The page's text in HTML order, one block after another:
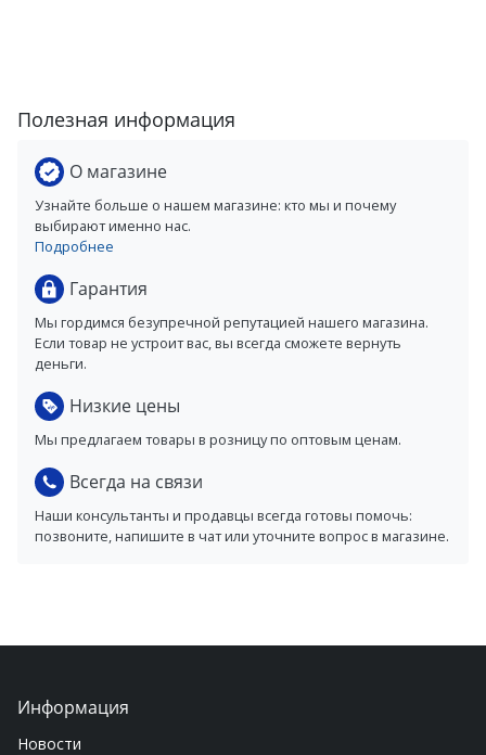
Полезная информация
О магазине
Узнайте больше о нашем магазине: кто мы и почему
выбирают именно нас.
Подробнее
Гарантия
Мы гордимся безупречной репутацией нашего магазина.
Если товар не устроит вас, вы всегда сможете вернуть
деньги.
Низкие цены
Мы предлагаем товары в розницу по оптовым ценам.
Всегда на связи
Наши консультанты и продавцы всегда готовы помочь:
позвоните, напишите в чат или уточните вопрос в магазине.
Информация
Новости